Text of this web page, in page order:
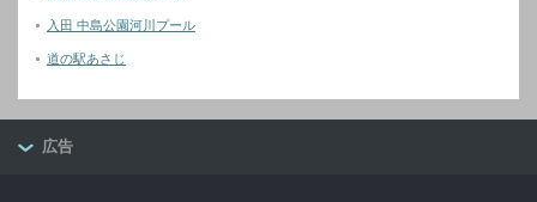
入田 中島公園河川プール
道の駅あさじ
広告